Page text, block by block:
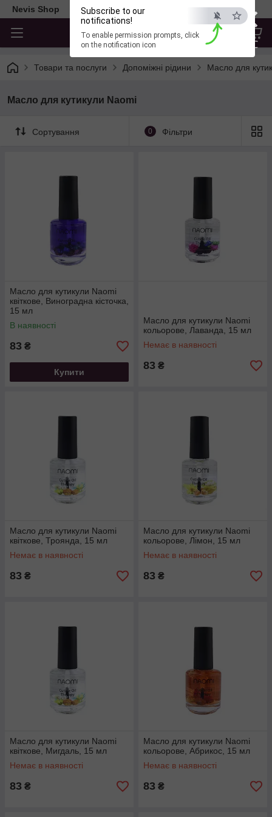
×
ESC
Subscribe to our
notifications!
To enable permission prompts, click
on the notification icon
Nevis Shop
Товари та послуги Допоміжні рідини Масло для
Масло для кутикули Naomi
Сортування 0 Фільтри
Масло для кутикули Naomi
квіткове, Виноградна кісточка,
15 мл
В наявності
83 ₴
Купити
Масло для кутикули Naomi
кольорове, Лаванда, 15 мл
Немає в наявності
83 ₴
Масло для кутикули Naomi
квіткове, Троянда, 15 мл
Немає в наявності
83 ₴
Масло для кутикули Naomi
кольорове, Лімон, 15 мл
Немає в наявності
83 ₴
Масло для кутикули Naomi
квіткове, Мигдаль, 15 мл
Немає в наявності
83 ₴
Масло для кутикули Naomi
кольорове, Абрикос, 15 мл
Немає в наявності
83 ₴